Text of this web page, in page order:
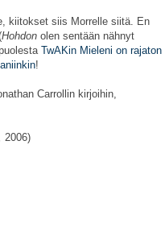
kiitokset siis Morrelle siitä. En
Hohdon olen sentään nähnyt
TwAKin Mieleni on rajaton
!
Carrollin kirjoihin,
2006)